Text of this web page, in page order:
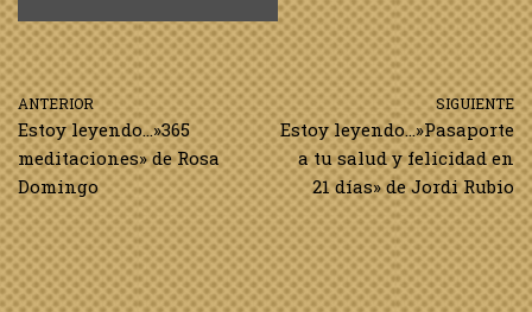
ANTERIOR
Estoy leyendo…»365
meditaciones» de Rosa
Domingo
SIGUIENTE
Estoy leyendo…»Pasaporte
a tu salud y felicidad en
21 días» de Jordi Rubio